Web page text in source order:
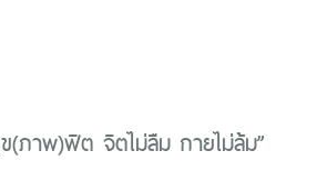
(ภาพ)ฟิต จิตไม่ลืม กายไม่ล้ม”